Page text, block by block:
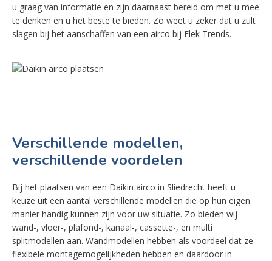
u graag van informatie en zijn daarnaast bereid om met u mee
te denken en u het beste te bieden. Zo weet u zeker dat u zult
slagen bij het aanschaffen van een airco bij Elek Trends.
Verschillende modellen,
verschillende voordelen
Bij het plaatsen van een Daikin airco in Sliedrecht heeft u
keuze uit een aantal verschillende modellen die op hun eigen
manier handig kunnen zijn voor uw situatie. Zo bieden wij
wand-, vloer-, plafond-, kanaal-, cassette-, en multi
splitmodellen aan. Wandmodellen hebben als voordeel dat ze
flexibele montagemogelijkheden hebben en daardoor in